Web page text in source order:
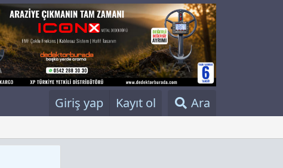
Giriş yap Kayıt ol Ara